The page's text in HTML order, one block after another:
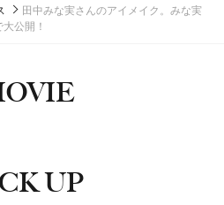
田中みな実さんのアイメイク。みな実
公開！
UP